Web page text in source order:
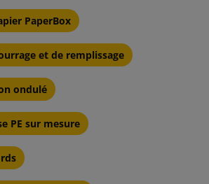
PaperBox
et de remplissage
ondulé
PE sur mesure